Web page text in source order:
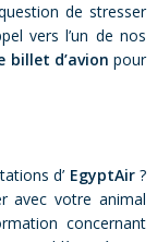
de stresser
vers l’un de nos
billet d’avion pour
d’ EgyptAir?
avec votre animal
concernant